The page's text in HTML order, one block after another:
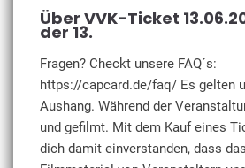
Über VVK-Ticket
der 13.
Fragen? Checkt unsere FAQ´s:
https://capcard.de/faq/ Es gelten
Aushang. Während der
und gefilmt. Mit dem Kauf eines
dich damit einverstanden, dass